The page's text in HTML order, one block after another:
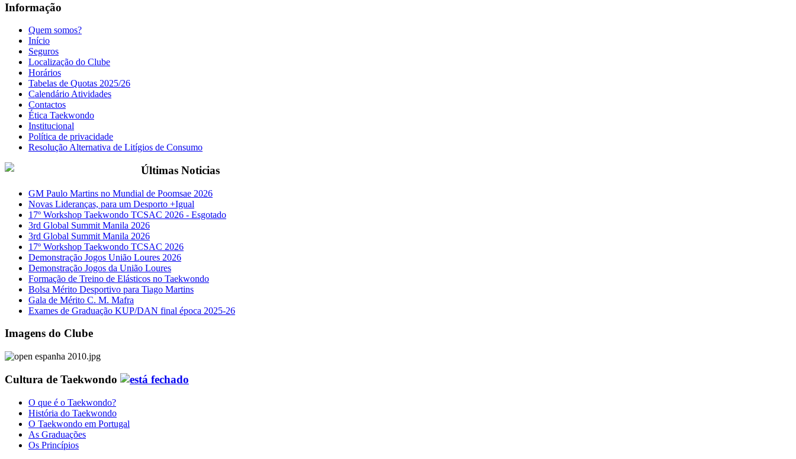
Informação
Quem somos?
Início
Seguros
Localização do Clube
Horários
Tabelas de Quotas 2025/26
Calendário Atividades
Contactos
Ética Taekwondo
Institucional
Política de privacidade
Resolução Alternativa de Litígios de Consumo
Últimas Noticias
GM Paulo Martins no Mundial de Poomsae 2026
Novas Lideranças, para um Desporto +Igual
17º Workshop Taekwondo TCSAC 2026 - Esgotado
3rd Global Summit Manila 2026
3rd Global Summit Manila 2026
17º Workshop Taekwondo TCSAC 2026
Demonstração Jogos União Loures 2026
Demonstração Jogos da União Loures
Formação de Treino de Elásticos no Taekwondo
Bolsa Mérito Desportivo para Tiago Martins
Gala de Mérito C. M. Mafra
Exames de Graduação KUP/DAN final época 2025-26
Imagens do Clube
Cultura de Taekwondo
O que é o Taekwondo?
História do Taekwondo
O Taekwondo em Portugal
As Graduações
Os Princípios